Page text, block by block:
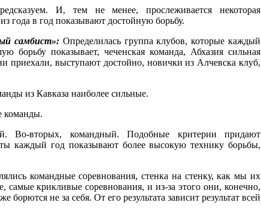
И, тем не менее, прослеживается некоторая
года в год показывают достойную борьбу.
самбист»:Определилась группа клубов, которые каждый
показывает, чеченская команда, Абхазия сильная
приехали, выступают достойно, новички из Алчевска клуб,
из Кавказа наиболее сильные.
команды.
Во-вторых, командный. Подобные критерии придают
каждый год показывают более высокую технику борьбы,
командные соревнования, стенка на стенку, как мы их
крикливые соревнования, и из-за этого они, конечно,
не за себя. От его результата зависит результат всей